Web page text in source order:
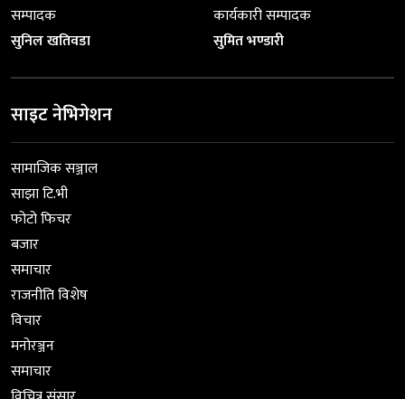
सम्पादक
सुनिल खतिवडा
कार्यकारी सम्पादक
सुमित भण्डारी
साइट नेभिगेशन
सामाजिक सञ्जाल
साझा टि.भी
फोटो फिचर
बजार
समाचार
राजनीति विशेष
विचार
मनोरञ्जन
समाचार